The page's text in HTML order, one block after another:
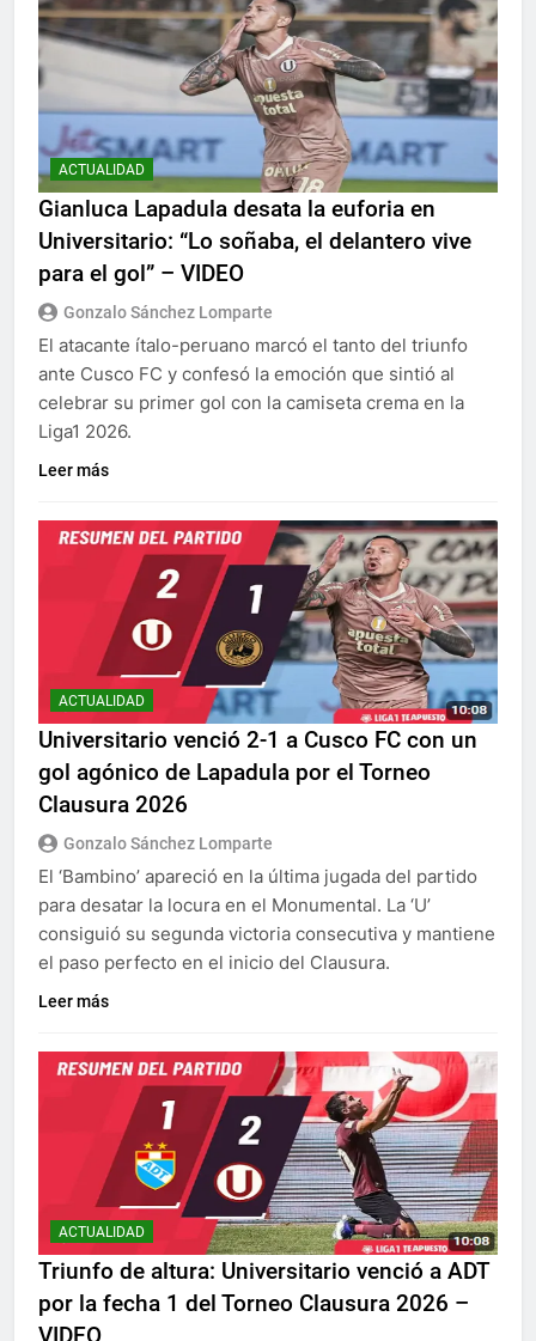
ACTUALIDAD
Gianluca Lapadula desata la euforia en
Universitario: “Lo soñaba, el delantero vive
para el gol” – VIDEO
Gonzalo Sánchez Lomparte
El atacante ítalo-peruano marcó el tanto del triunfo
ante Cusco FC y confesó la emoción que sintió al
celebrar su primer gol con la camiseta crema en la
Liga1 2026.
Leer más
ACTUALIDAD
Universitario venció 2-1 a Cusco FC con un
gol agónico de Lapadula por el Torneo
Clausura 2026
Gonzalo Sánchez Lomparte
El ‘Bambino’ apareció en la última jugada del partido
para desatar la locura en el Monumental. La ‘U’
consiguió su segunda victoria consecutiva y mantiene
el paso perfecto en el inicio del Clausura.
Leer más
ACTUALIDAD
Triunfo de altura: Universitario venció a ADT
por la fecha 1 del Torneo Clausura 2026 –